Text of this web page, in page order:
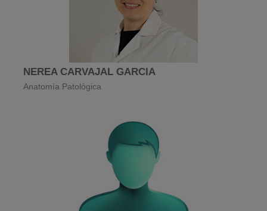
NEREA CARVAJAL GARCIA
Anatomía Patológica